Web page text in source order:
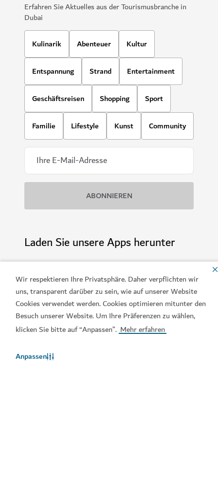
Wir respektieren Ihre Privatsphäre. Daher verpflichten wir
uns, transparent darüber zu sein, wie auf unserer Website
Cookies verwendet werden. Cookies optimieren mitunter den
Besuch unserer Website. Um Ihre Präferenzen zu wählen,
klicken Sie bitte auf “Anpassen”. Mehr erfahren
Anpassen
Erfahren Sie Aktuelles aus der Tourismusbranche in
Dubai
Kulinarik Abenteuer Kultur
Entspannung Strand Entertainment
Geschäftsreisen Shopping Sport
Familie Lifestyle Kunst Community
Laden Sie unsere Apps herunter
Visit-Dubai-App Dubai-Calendar-App